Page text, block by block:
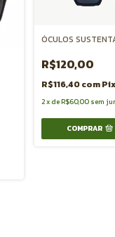
ÓCULOS
R$120,00
R$116,40comPix
2xdeR$60,00 sem
COMPRAR